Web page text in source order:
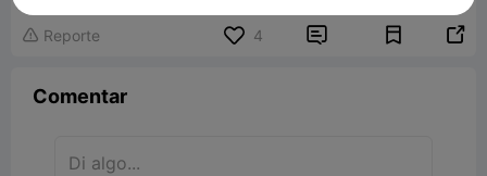
 Reporte 4  
Comentar